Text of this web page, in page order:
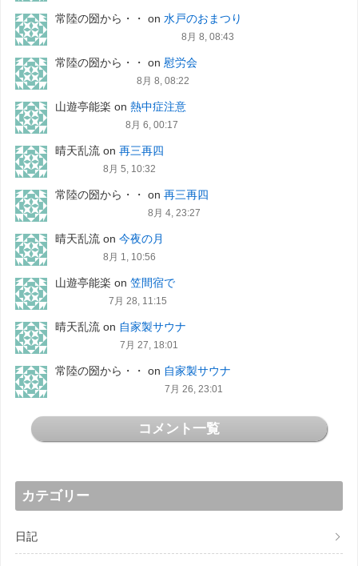
常陸の圀から・・ on 水戸のおまつり
8月 8, 08:43
常陸の圀から・・ on 慰労会
8月 8, 08:22
山遊亭能楽 on 熱中症注意
8月 6, 00:17
晴天乱流on 再三再四
8月 5, 10:32
常陸の圀から・・ on 再三再四
8月 4, 23:27
晴天乱流on 今夜の月
8月 1, 10:56
山遊亭能楽 on 笠間宿で
7月 28, 11:15
晴天乱流on 自家製サウナ
7月 27, 18:01
常陸の圀から・・ on 自家製サウナ
7月 26, 23:01
コメント一覧
カテゴリー
日記